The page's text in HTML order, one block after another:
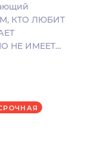
КТО ЛЮБИТ
НЕ ИМЕЕТ…